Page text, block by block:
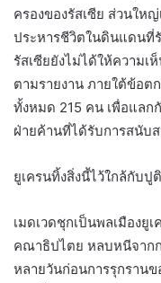
ครองของรัสเซีย ส่วนให
ประหารชีวิตในดินแดนที่รั
รัสเซียยังไม่ได้ให้ความเ
ตามรายงาน ภายใต้ข้อต
ทั้งหมด 215 คน เพื่อแลก
ฝ่ายค้านที่ได้รับการสนับ
ยูเครนทิ้งสิ่งนี้ไว้ใกล้กับปู
เมดเวดชุกเป็นพลเมืองยู
คณาธิปไตย หลบหนีจาก
หลายวันก่อนการรุกราน